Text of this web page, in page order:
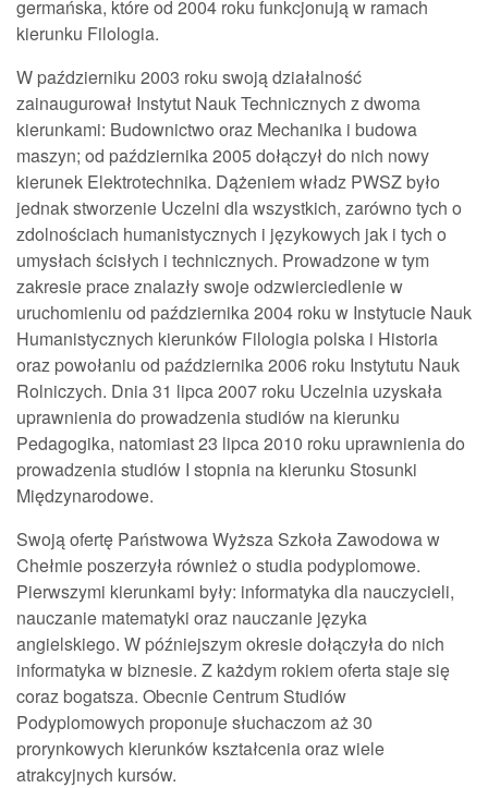
germańska, które od 2004 roku funkcjonują w ramach
kierunku Filologia.
W październiku 2003 roku swoją działalność
zainaugurował Instytut Nauk Technicznych z dwoma
kierunkami: Budownictwo oraz Mechanika i budowa
maszyn; od października 2005 dołączył do nich nowy
kierunek Elektrotechnika. Dążeniem władz PWSZ było
jednak stworzenie Uczelni dla wszystkich, zarówno tych o
zdolnościach humanistycznych i językowych jak i tych o
umysłach ścisłych i technicznych. Prowadzone w tym
zakresie prace znalazły swoje odzwierciedlenie w
uruchomieniu od października 2004 roku w Instytucie Nauk
Humanistycznych kierunków Filologia polska i Historia
oraz powołaniu od października 2006 roku Instytutu Nauk
Rolniczych. Dnia 31 lipca 2007 roku Uczelnia uzyskała
uprawnienia do prowadzenia studiów na kierunku
Pedagogika, natomiast 23 lipca 2010 roku uprawnienia do
prowadzenia studiów I stopnia na kierunku Stosunki
Międzynarodowe.
Swoją ofertę Państwowa Wyższa Szkoła Zawodowa w
Chełmie poszerzyła również o studia podyplomowe.
Pierwszymi kierunkami były: informatyka dla nauczycieli,
nauczanie matematyki oraz nauczanie języka
angielskiego. W późniejszym okresie dołączyła do nich
informatyka w biznesie. Z każdym rokiem oferta staje się
coraz bogatsza. Obecnie Centrum Studiów
Podyplomowych proponuje słuchaczom aż 30
prorynkowych kierunków kształcenia oraz wiele
atrakcyjnych kursów.